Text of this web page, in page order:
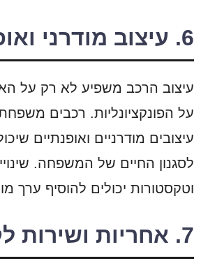
6. עיצוב מודרני ואופנתי
עיצוב הרכב משפיע לא רק על
על הפונקציונליות. רכבים
עיצובים מודרניים ואופנתיים
לסגנון החיים של המשפחה.
וטקסטורות יכולים להוסיף ערך
7. אחריות ושירות לקוחות